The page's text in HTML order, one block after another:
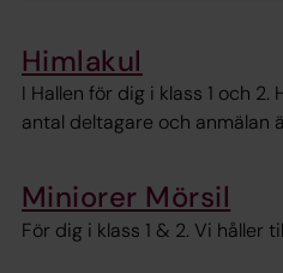
Himlakul
I Hallen för dig i klass 1 och
antal deltagare och anmälan
Miniorer Mörsil
För dig i klass 1 & 2. Vi håller